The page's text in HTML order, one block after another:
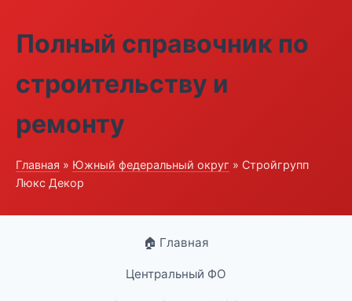
Полный справочник по
строительству и
ремонту
Главная » Южный федеральный округ » Стройгрупп
Люкс Декор
🏠 Главная
Центральный ФО